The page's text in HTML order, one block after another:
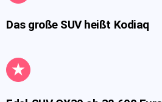
Das große SUV heißt Kodiaq